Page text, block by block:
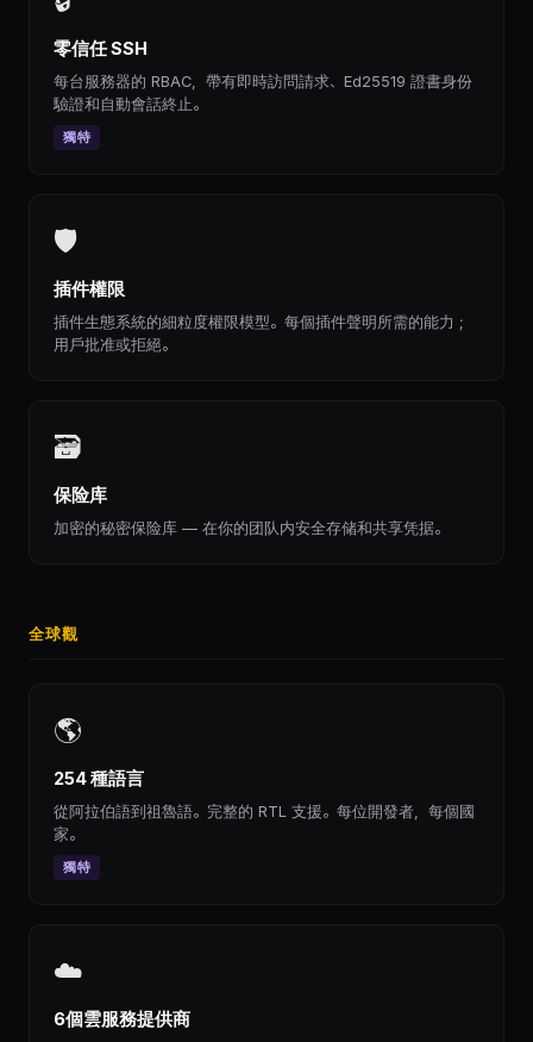
零信任 SSH
每台服務器的 RBAC，帶有即時訪問請求、Ed25519 證書身份
驗證和自動會話終止。
獨特
🛡
插件權限
插件生態系統的細粒度權限模型。每個插件聲明所需的能力；
用戶批准或拒絕。
🗃
保险库
加密的秘密保险库 — 在你的团队内安全存储和共享凭据。
全球觀
🌎
254 種語言
從阿拉伯語到祖魯語。完整的 RTL 支援。每位開發者，每個國
家。
獨特
☁️
6個雲服務提供商